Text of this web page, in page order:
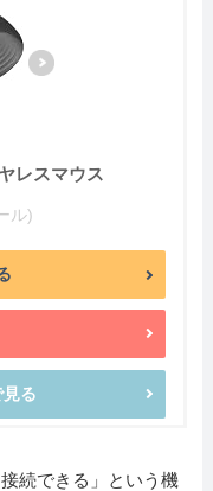
レスマウス
ル)
る
続できる」という機